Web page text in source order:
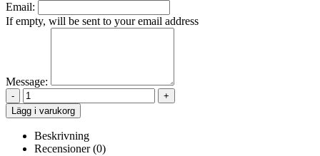
Email:
If empty, will be sent to your email address
Message:
-
+
Lägg i varukorg
Beskrivning
Recensioner (0)